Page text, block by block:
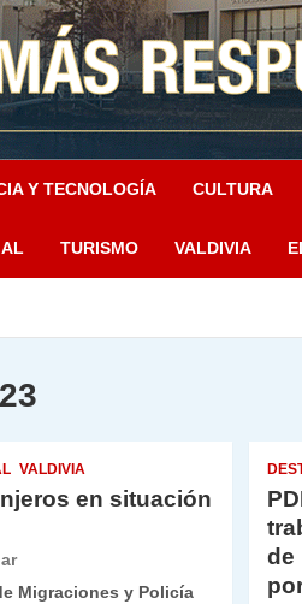
Y TECNOLOGÍA CULTURA
TURISMO VALDIVIA
VALDIVIA
en situación
Migraciones y Policía
de